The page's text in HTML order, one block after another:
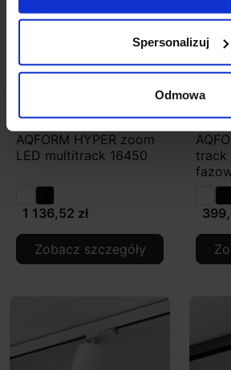
Spersonalizuj
Odmowa
AQFORM HYPER zoom
LED multitrack 16450
1 136,52 zł
Zobacz szczegóły
track